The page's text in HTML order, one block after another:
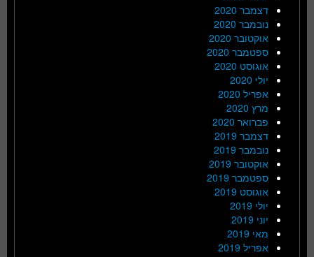
דצמבר 2020
נובמבר 2020
אוקטובר 2020
ספטמבר 2020
אוגוסט 2020
יולי 2020
אפריל 2020
מרץ 2020
פברואר 2020
דצמבר 2019
נובמבר 2019
אוקטובר 2019
ספטמבר 2019
אוגוסט 2019
יולי 2019
יוני 2019
מאי 2019
אפריל 2019